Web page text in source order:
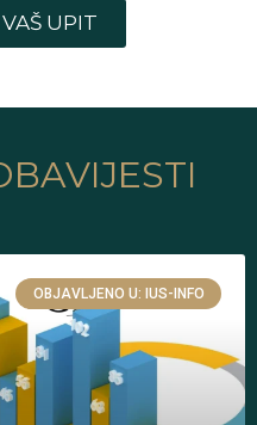
UPIT
OBJAVLJENO U: IUS-INFO